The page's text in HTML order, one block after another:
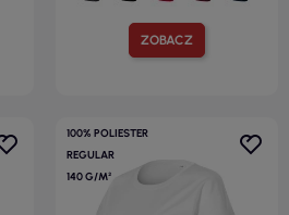
ZOBACZ
100% POLIESTER
REGULAR
140 G/M²